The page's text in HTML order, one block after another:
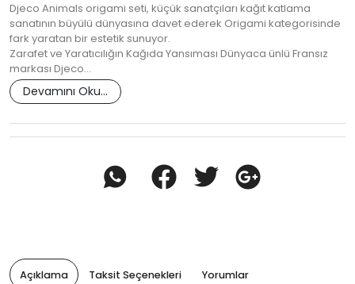
Djeco Animals origami seti, küçük sanatçıları kağıt katlama
sanatının büyülü dünyasına davet ederek Origami kategorisinde
fark yaratan bir estetik sunuyor.
Zarafet ve Yaratıcılığın Kağıda Yansıması Dünyaca ünlü Fransız
markası Djeco…
Devamını Oku...
Açıklama Taksit Seçenekleri Yorumlar